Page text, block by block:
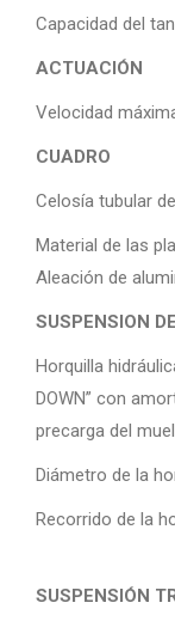
Capacidad del
ACTUACIÓN
Velocidad
CUADRO
Celosía tubular
Material de las
Aleación de
SUSPENSION
Horquilla
DOWN” con
precarga del
Diámetro de la
Recorrido de la
SUSPENSIÓN